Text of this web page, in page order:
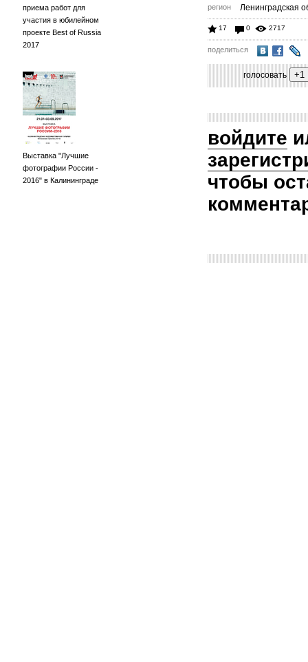
приема работ для
участия в юбилейном
проекте Best of Russia
2017
Выставка "Лучшие
фотографии России -
2016" в Калининграде
регион Ленинградская
17 0 2717
поделиться
голосовать
войдите
чтобы